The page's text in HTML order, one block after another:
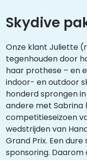
Skydive
Onze klant Juliette
tegenhouden door
haar prothese – en
indoor- en outdoor
honderdsprongen
andere met
competitieseizoen
wedstrijden van
Grand Prix. Een
sponsoring.